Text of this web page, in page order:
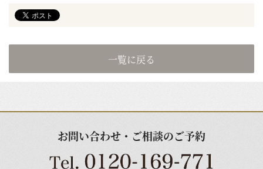
一覧に戻る
お問い合わせ・ご相談のご予約